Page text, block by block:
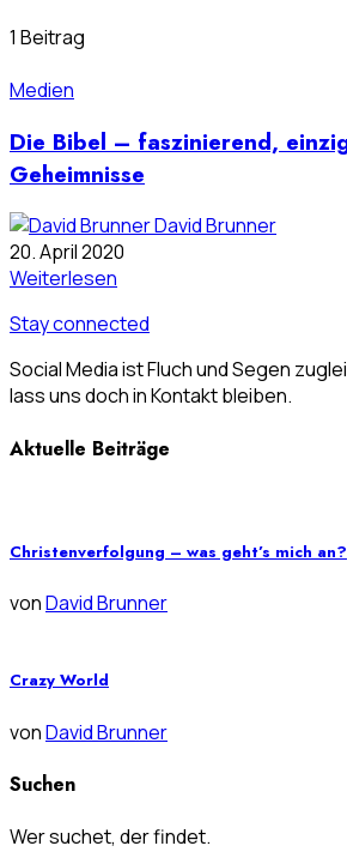
1 Beitrag
Medien
Die Bibel – faszinierend,
Geheimnisse
David Brunner
20. April 2020
Weiterlesen
Stay connected
Social Media ist Fluch und Segen
lass uns doch in Kontakt bleiben.
Aktuelle Beiträge
Christenverfolgung – was geht’s mich an?
vonDavid Brunner
Crazy World
vonDavid Brunner
Suchen
Wer suchet, der findet.